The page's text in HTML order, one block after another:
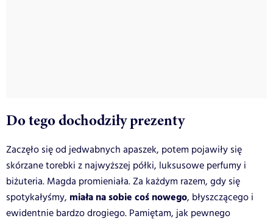
Do tego dochodziły prezenty
Zaczęło się od jedwabnych apaszek, potem pojawiły się
skórzane torebki z najwyższej półki, luksusowe perfumy i
biżuteria. Magda promieniała. Za każdym razem, gdy się
spotykałyśmy, miała na sobie coś nowego, błyszczącego i
ewidentnie bardzo drogiego. Pamiętam, jak pewnego